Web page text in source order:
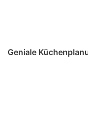
Geniale